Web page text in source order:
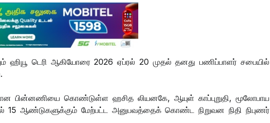
ஹியூ டெரி ஆகியோரை 2026 ஏப்ரல் 20 முதல் தனது பணிப்பாளர் சபையில்
பின்னணியை கொண்டுள்ள ஹசித லியனகே, ஆயுள் காப்புறுதி, மூலோபாய
ஆண்டுகளுக்கும் மேற்பட்ட அனுபவத்தைக் கொண்ட நிறுவன நிதி நிபுணர்